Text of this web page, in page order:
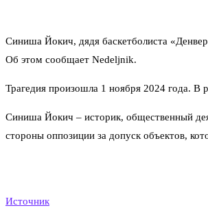
Синиша Йокич, дядя баскетболиста
Об этом сообщает Nedeljnik.
Трагедия произошла 1 ноября 2024 года. В
Синиша Йокич – историк, общественный
стороны оппозиции за допуск объектов,
Источник